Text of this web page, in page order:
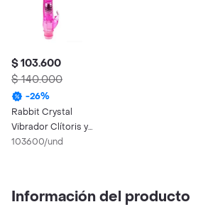
$ 103.600
$ 140.000
-26%
Rabbit Crystal
Vibrador Clítoris y
Punto G
103600/und
Información del producto